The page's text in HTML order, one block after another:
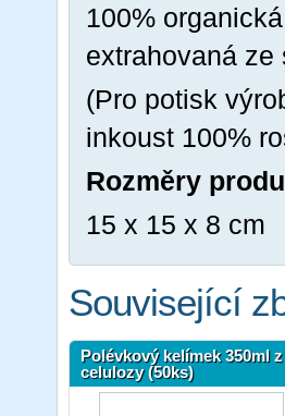
100%
extrahovaná ze
(Pro potisk
inkoust 100%
Rozměry
15 x 15 x 8 cm
Související
Polévkový kelímek 350ml z
celulozy (50ks)